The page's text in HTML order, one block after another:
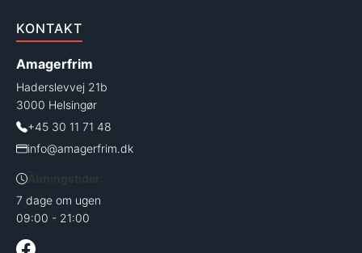
KONTAKT
Amagerfrim
Haderslevvej 21b
3000 Helsingør
+45 30 11 71 48
info@amagerfrim.dk
Åbningstider:
7 dage om ugen
09:00 - 21:00